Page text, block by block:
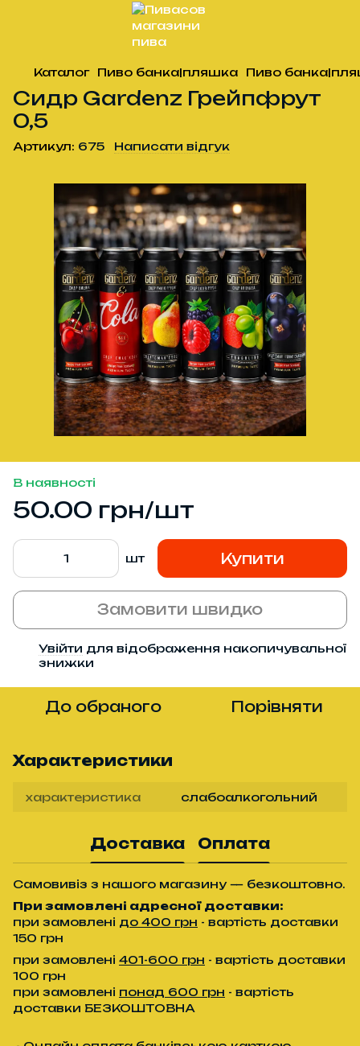
Каталог Пиво банка|пляшка Пиво
Сидр Gardenz Грейпфрут
0,5
Артикул: 675 Написати відгук
В наявності
50.00 грн/шт
шт Купити
Замовити швидко
Увійти для відображення накопичувальної
знижки
До обраного Порівняти
Характеристики
характеристика слабоалкогольний
Доставка Оплата
Самовивіз з нашого магазину — безкоштовно.
При замовлені адресної доставки:
при замовлені до 400 грн - вартість доставки
150 грн
при замовлені 401-600 грн - вартість доставки
100 грн
при замовлені понад 600 грн - вартість
доставки БЕЗКОШТОВНА